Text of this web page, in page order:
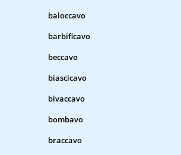
baloccavo
barbificavo
beccavo
biascicavo
bivaccavo
bombavo
braccavo